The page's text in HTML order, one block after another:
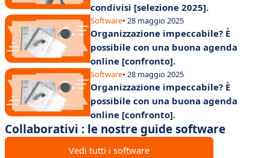
condivisi [selezione 2025].
Software• 28 maggio 2025
Organizzazione impeccabile? È
possibile con una buona agenda
online [confronto].
Software• 28 maggio 2025
Organizzazione impeccabile? È
possibile con una buona agenda
online [confronto].
Collaborativi : le nostre guide software
Vedi tutti i software